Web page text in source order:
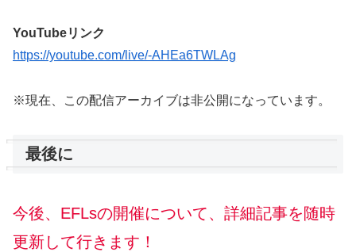
YouTubeリンク
https://youtube.com/live/-AHEa6TWLAg
※現在、この配信アーカイブは非公開になっています。
最後に
今後、EFLsの開催について、詳細記事を随時
更新して行きます！